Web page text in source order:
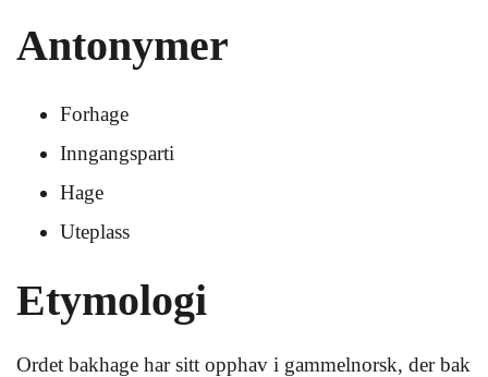
Antonymer
Forhage
Inngangsparti
Hage
Uteplass
Etymologi
Ordet bakhage har sitt opphav i gammelnorsk, der bak